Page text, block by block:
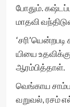
போதும்.
மாதவி
யியை
ஆரம்பித்தாள்.
வெங்காய
வறுவல், ரசம்